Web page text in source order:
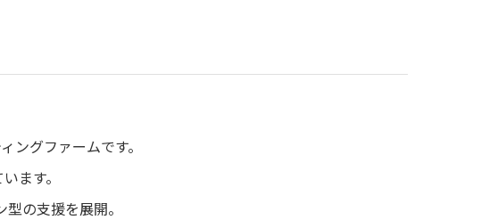
ングファームです。
ます。
の支援を展開。